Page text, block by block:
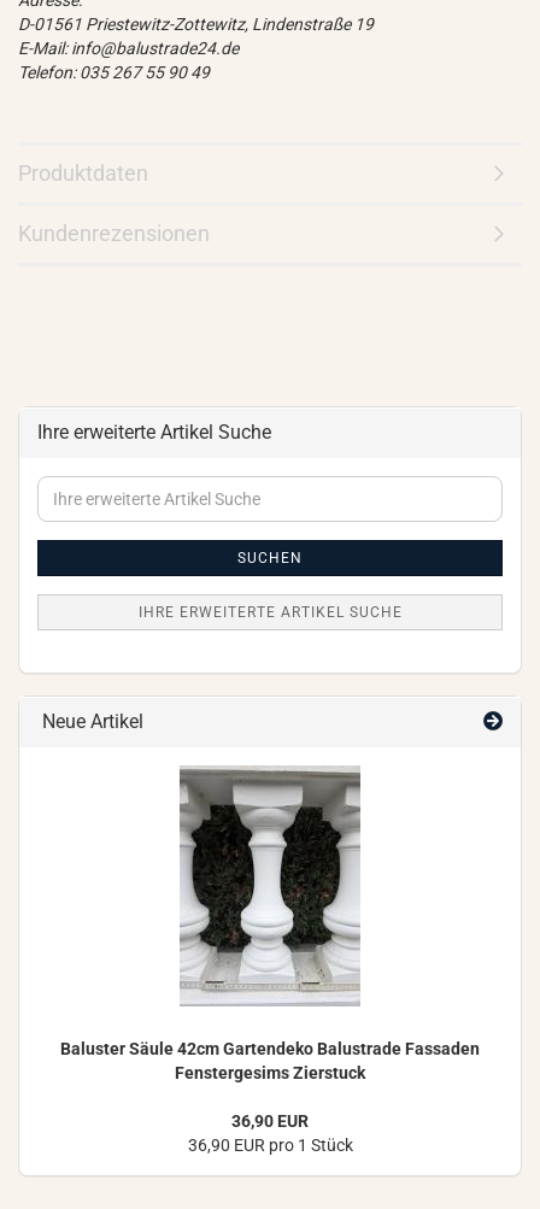
D-01561 Priestewitz-Zottewitz, Lindenstraße 19
E-Mail: info@balustrade24.de
Telefon: 035 267 55 90 49
Produktdaten
Kundenrezensionen
Ihre erweiterte Artikel Suche
Ihre
erweiterte
Artikel
SUCHEN
IHRE ERWEITERTE ARTIKEL SUCHE
Neue Artikel
Ba­lus­ter Säule 42cm Gar­ten­de­ko Ba­lus­tra­de Fas­sa­den
Fens­ter­ge­sims Zier­stuck
36,90 EUR
36,90 EUR pro 1 Stück